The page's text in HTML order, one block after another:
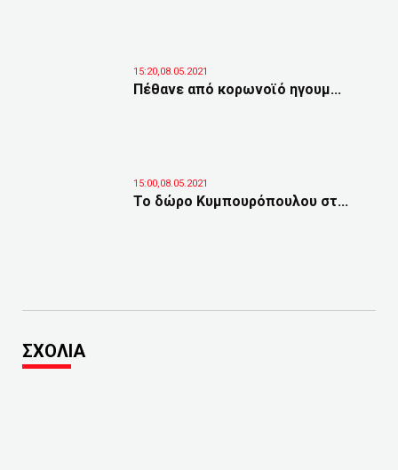
15:20,08.05.2021
Πέθανε από κορωνοϊό ηγουμ...
15:00,08.05.2021
Το δώρο Κυμπουρόπουλου στ...
ΣΧΟΛΙΑ